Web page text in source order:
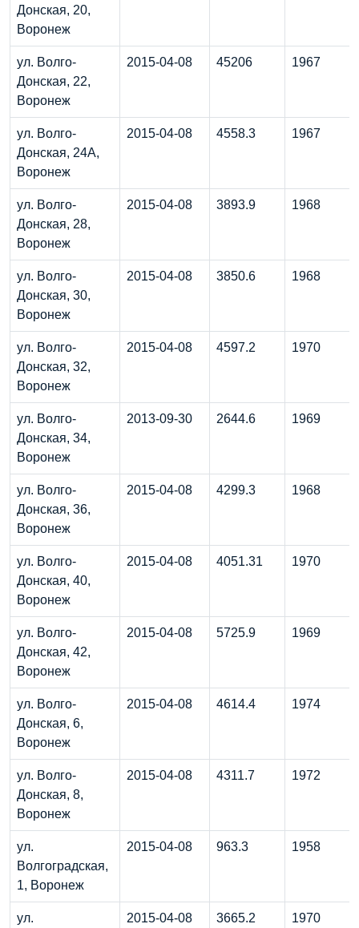
Донская, 20,
Воронеж
ул. Волго-
Донская, 22,
Воронеж
2015-04-08 45206 1967
ул. Волго-
Донская, 24А,
Воронеж
2015-04-08 4558.3 1967
ул. Волго-
Донская, 28,
Воронеж
2015-04-08 3893.9 1968
ул. Волго-
Донская, 30,
Воронеж
2015-04-08 3850.6 1968
ул. Волго-
Донская, 32,
Воронеж
2015-04-08 4597.2 1970
ул. Волго-
Донская, 34,
Воронеж
2013-09-30 2644.6 1969
ул. Волго-
Донская, 36,
Воронеж
2015-04-08 4299.3 1968
ул. Волго-
Донская, 40,
Воронеж
2015-04-08 4051.31 1970
ул. Волго-
Донская, 42,
Воронеж
2015-04-08 5725.9 1969
ул. Волго-
Донская, 6,
Воронеж
2015-04-08 4614.4 1974
ул. Волго-
Донская, 8,
Воронеж
2015-04-08 4311.7 1972
ул.
Волгоградская,
1, Воронеж
2015-04-08 963.3 1958
ул.
2015-04-08 3665.2 1970